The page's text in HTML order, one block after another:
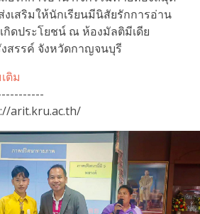
เสริมให้นักเรียนมีนิสัยรักการอ่าน
กิดประโยชน์ ณ ห้องมัลติมีเดีย
สรรค์ จังหวัดกาญจนบุรี
ติม
arit.kru.ac.th/